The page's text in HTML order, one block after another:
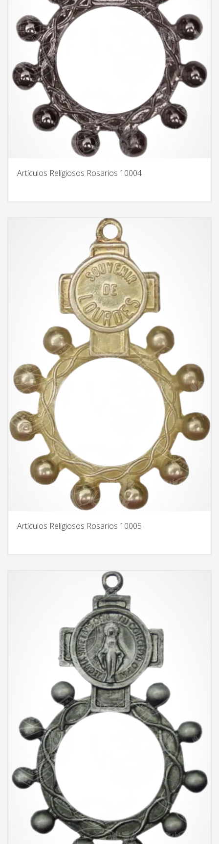
Artículos Religiosos Rosarios 10004
Artículos Religiosos Rosarios 10005